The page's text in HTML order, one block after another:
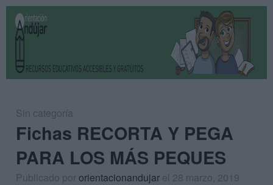
Sin categoría
Fichas RECORTA Y PEGA
PARA LOS MÁS PEQUES
Publicado pororientacionandujar el 28 marzo, 2019